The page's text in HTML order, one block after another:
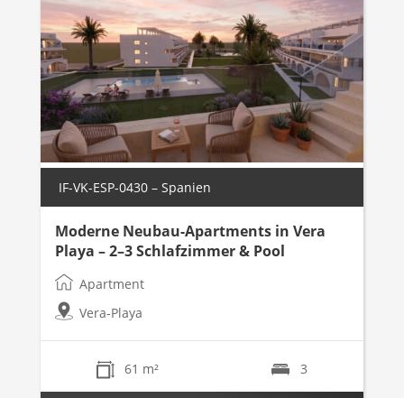
IF-VK-ESP-0430 – Spanien
Moderne Neubau-Apartments in Vera
Playa – 2–3 Schlafzimmer & Pool
Apartment
Vera-Playa
61 m² 3